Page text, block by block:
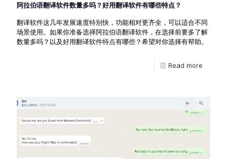
阿拉伯语翻译软件数量多吗？好用翻译软件有哪些特点？
翻译软件这几年发展速度特别快，功能相对更齐全，可以适合不同
场景使用。如果你准备选择阿拉伯语翻译软件，在选择前要多了解
数量多吗？以及好用翻译软件特点有哪些？希望对你选择有帮助。
Read more